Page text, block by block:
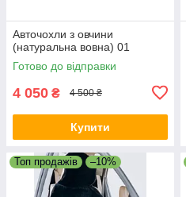
Авточохли з овчини
(натуральна вовна) 01
Готово до відправки
4 050 ₴ 4 500 ₴
Купити
Топ продажів –10%